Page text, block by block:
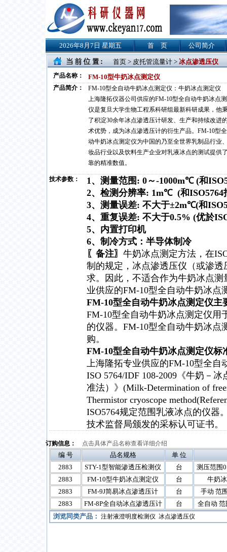
2026年8月7日 星期五 首 页 公司简介
首页 > 皮托管流量计 > 冰点渗透压仪
产品名称： FM-10型牛奶冰点测定仪
产品简介：
FM-10型全自动牛奶冰点测定仪：牛奶冰点测定仪
上海隆拓仪器公司供应的FM-10型全自动牛奶冰点
仪是复旦大学生物工程系科研组最新科研成果，他
了积淀30余年冰点渗透压计研发、生产和持续改进
术优势，成为冰点渗透压计的衍生产品。FM-10型
动牛奶冰点测定仪为中国的乃至全世界乳制品行业
妆品行业以及饮料生产企业对乳液冰点的测试提供
靠的精准数值。
技术参数：
1、测量范围: 0～-1000m℃ (和
2、检测分辨率: 1m℃ (和ISO5764
3、测量误差: 不大于±2m℃(和
4、重复误差: 不大于0.5% (优於
5、内置打印机
6、制冷方式：半导体制冷
〖备注〗 牛奶冰点测定方法，在
制的规定，冰点渗透压仪（或渗
求。因此，不适合作为牛奶冰点
业供应的FM-10型全自动牛奶冰点
FM-10型全自动牛奶冰点测定仪主
FM-10型全自动牛奶冰点测定仪用
的仪器。FM-10型全自动牛奶冰点
购。
FM-10型全自动牛奶冰点测定仪标
上海隆拓专业供应的FM-10型全自
ISO 5764/IDF 108-2009《牛奶－
准法）》(Milk-Determination of
Thermistor cryoscope
ISO5764规定范围乳液冰点的仪器
技术监督局颁发的采标认可证书。
订购信息： 点击具体产品名称查看详细介绍
编 号 品名规格
单 位
2883
STY-1型智能渗透压检测仪 台
测压范围
2883
FM-10型牛奶冰点测定仪 台
牛奶
2883
FM-9J简易冰点渗透压计 台
手动 范
2883
FM-8P全自动冰点渗透压计 台
全自动 范
浏览同类产品： 注射液澄明度检测仪 冰点渗透压仪